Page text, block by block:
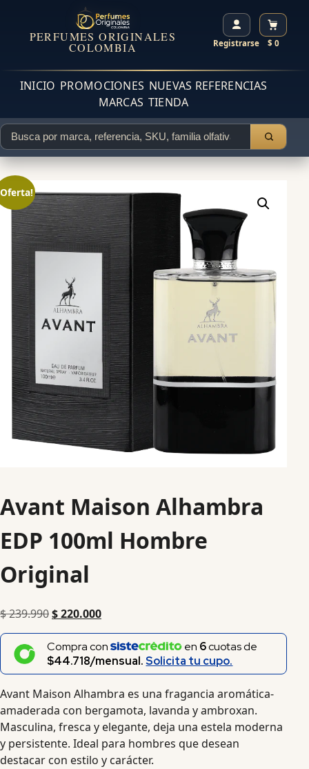
PERFUMES ORIGINALES
COLOMBIA Registrarse $ 0
INICIO PROMOCIONES NUEVAS REFERENCIAS
MARCAS TIENDA
Avant Maison Alhambra
EDP 100ml Hombre
Original
$239.990$220.000
Compra con en 6cuotas de
$44.718/mensual.Solicita tu cupo.
Avant Maison Alhambra es una fragancia aromática-
amaderada con bergamota, lavanda y ambroxan.
Masculina, fresca y elegante, deja una estela moderna
y persistente. Ideal para hombres que desean
destacar con estilo y carácter.